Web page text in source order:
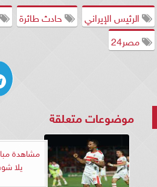
الرئيس الإيراني
حادث طائرة
مصر24
موضوعات متعلقة
مشاهدة
يلا